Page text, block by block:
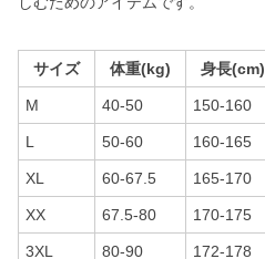
サイズ 体重(kg) 身長(cm)
M 40-50 150-160
L 50-60 160-165
XL 60-67.5 165-170
XX 67.5-80 170-175
3XL 80-90 172-178